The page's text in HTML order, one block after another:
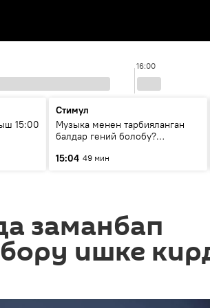
16:00
15:00
Стимул
Музыка менен тарбияланган
балдар гений болобу?
музыканын орду
15:04 49 мин
заманбап
ишке